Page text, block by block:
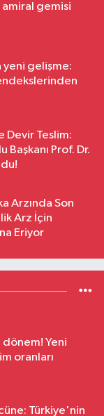
amiral gemisi
yeni gelişme:
Teslim:
Başkanı Prof. Dr.
Arzında Son
Arz İçin
Eriyor
dönem! Yeni
oranları
Türkiye'nin